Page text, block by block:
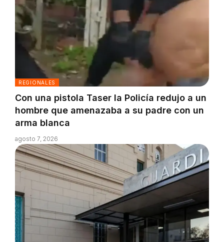
REGIONALES
Con una pistola Taser la Policía redujo a un
hombre que amenazaba a su padre con un
arma blanca
agosto 7, 2026